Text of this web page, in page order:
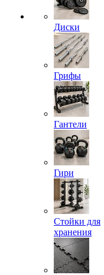
Диски
Грифы
Гантели
Гири
Стойки для
хранения